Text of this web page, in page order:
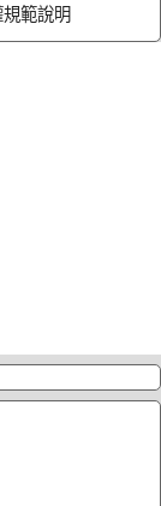
規範說明